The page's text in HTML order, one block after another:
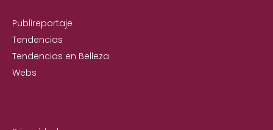
Publireportaje
Tendencias
Tendencias en Belleza
Webs